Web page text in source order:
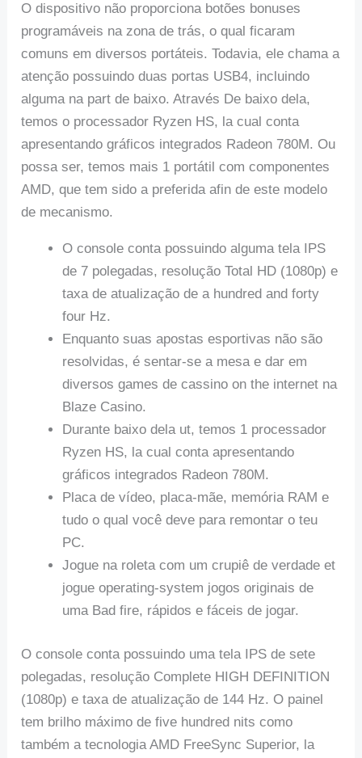
O dispositivo não proporciona botões bonuses
programáveis na zona de trás, o qual ficaram
comuns em diversos portáteis. Todavia, ele chama a
atenção possuindo duas portas USB4, incluindo
alguma na part de baixo. Através De baixo dela,
temos o processador Ryzen HS, la cual conta
apresentando gráficos integrados Radeon 780M. Ou
possa ser, temos mais 1 portátil com componentes
AMD, que tem sido a preferida afin de este modelo
de mecanismo.
O console conta possuindo alguma tela IPS
de 7 polegadas, resolução Total HD (1080p) e
taxa de atualização de a hundred and forty
four Hz.
Enquanto suas apostas esportivas não são
resolvidas, é sentar-se a mesa e dar em
diversos games de cassino on the internet na
Blaze Casino.
Durante baixo dela ut, temos 1 processador
Ryzen HS, la cual conta apresentando
gráficos integrados Radeon 780M.
Placa de vídeo, placa-mãe, memória RAM e
tudo o qual você deve para remontar o teu
PC.
Jogue na roleta com um crupiê de verdade et
jogue operating-system jogos originais de
uma Bad fire, rápidos e fáceis de jogar.
O console conta possuindo uma tela IPS de sete
polegadas, resolução Complete HIGH DEFINITION
(1080p) e taxa de atualização de 144 Hz. O painel
tem brilho máximo de five hundred nits como
também a tecnologia AMD FreeSync Superior, la